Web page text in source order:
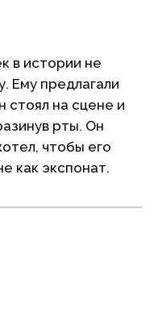
в истории не
Ему предлагали
стоял на сцене и
рты. Он
чтобы его
как экспонат.